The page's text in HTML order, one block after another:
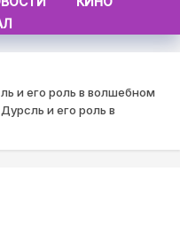
и его роль в волшебном
и его роль в